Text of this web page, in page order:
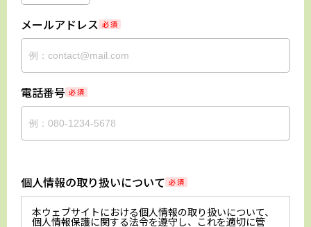
メールアドレス 必 須
電話番号 必 須
個人情報の取り扱いについて 必 須
本ウェブサイトにおける個人情報の取り扱いについて、
個人情報保護に関する法令を遵守し、これを適切に管